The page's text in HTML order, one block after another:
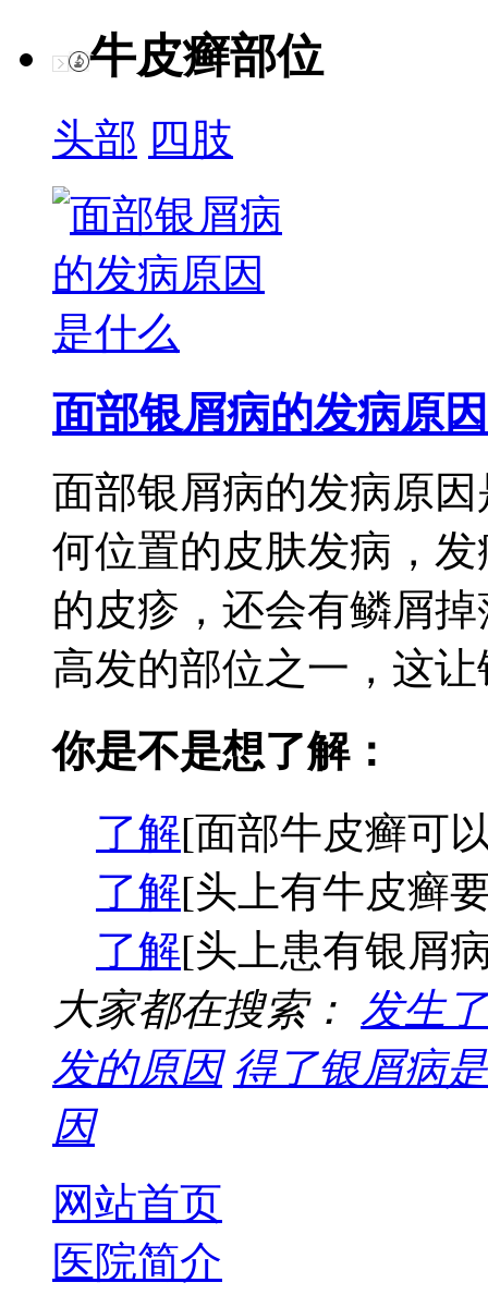
牛皮癣部位
头部 四肢
面部银屑病的发病原因
面部银屑病的发病原
何位置的皮肤发病，
的皮疹，还会有鳞屑
高发的部位之一，这
你是不是想了解：
了解[面部牛皮癣可
了解[头上有牛皮癣
了解[头上患有银屑
大家都在搜索： 发生
发的原因 得了银屑病
因
网站首页
医院简介